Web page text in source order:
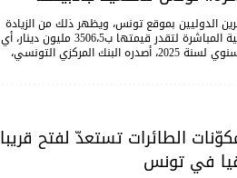
المستثمرين الدوليين بموقع تونس، ويظهر ذلك من الزيادة
الواضحة في تدفقات الاستثمارات الأجنبية المباشرة لتقدر قيمتها ب3506،5 مليون دينار، أي
بارتفاع بنسبة 30،1 بالمائة مقارنة بسنة 2024، وفق ما أظهره التقرير السنوي لسنة 2025، أصدره البنك المركزي التونسي،
الطائرات تستعدّ لفتح قريبا
في تونس